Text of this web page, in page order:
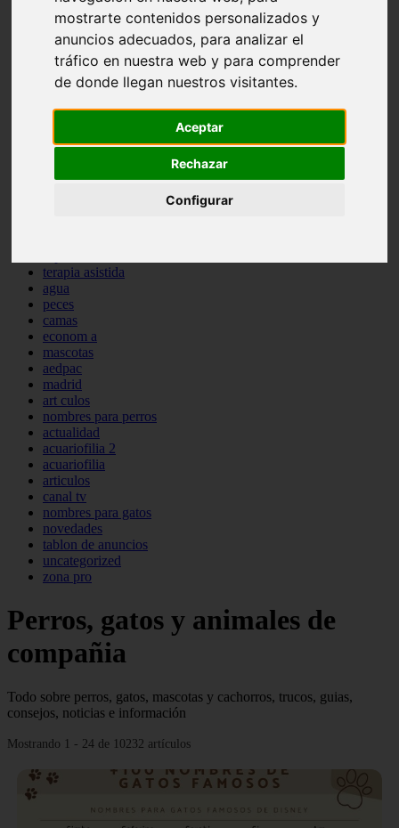
mostrarte contenidos personalizados y
anuncios adecuados, para analizar el
tráfico en nuestra web y para comprender
de donde llegan nuestros visitantes.
Aceptar
Rechazar
Configurar
protagonistas
abandono
adopci n
ferias
snacks
iberzoo propet
estanques
terapia asistida
agua
peces
camas
econom a
mascotas
aedpac
madrid
art culos
nombres para perros
actualidad
acuariofilia 2
acuariofilia
articulos
canal tv
nombres para gatos
novedades
tablon de anuncios
uncategorized
zona pro
Perros, gatos y animales de
compañia
Todo sobre perros, gatos, mascotas y cachorros, trucos, guias,
consejos, noticias e información
Mostrando 1 - 24 de 10232 artículos